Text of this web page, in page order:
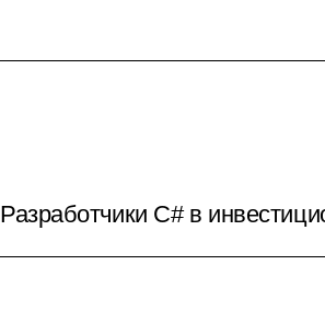
Разработчики C# в